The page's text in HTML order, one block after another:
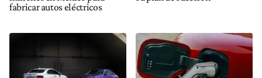
fabricar autos eléctricos